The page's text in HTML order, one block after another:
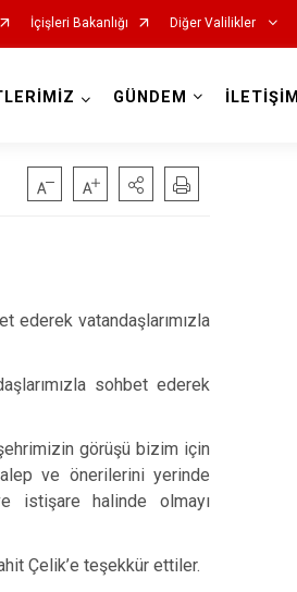
İçişleri Bakanlığı Diğer Valilikler
GÜNDEM İLETİŞİM
ederek vatandaşlarımızla
sohbet ederek
görüşü bizim için
ve önerilerini yerinde
istişare halinde olmayı
Çelik’e teşekkür ettiler.